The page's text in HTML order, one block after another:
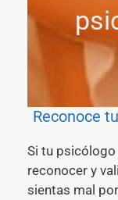
Reconoce
Si tu
reconocer y
sientas mal